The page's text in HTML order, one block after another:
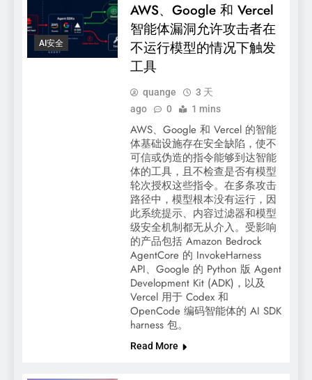
AI安全
AWS、Google 和 Vercel
智能体漏洞允许攻击者在
不运行模型的情况下触发
工具
quange
3 天
ago
0 1 mins
AWS、Google 和 Vercel 的智能
体基础设施存在安全缺陷，使不
可信或伪造的指令能够到达智能
体的工具，且不检查是否有模型
轮次授权这些指令。在多条攻击
路径中，模型根本没有运行，因
此系统提示、内容过滤器和模型
级安全机制都无从介入。受影响
的产品包括 Amazon Bedrock
AgentCore 的 InvokeHarness
API、Google 的 Python 版 Agent
Development Kit (ADK)，以及
Vercel 用于 Codex 和
OpenCode 编码智能体的 AI SDK
harness 包。
Read More